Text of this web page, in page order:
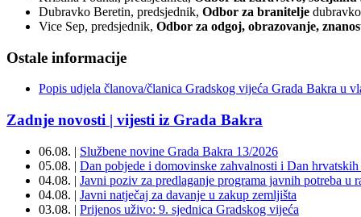
Dubravko Beretin, predsjednik, Odbor za branitelje
Vice Sep, predsjednik, Odbor za odgoj, obrazovanje,
Ostale informacije
Popis udjela članova/članica Gradskog vijeća Grada Bakra u
Zadnje novosti | vijesti iz Grada Bakra
06.08. | Službene novine Grada Bakra 13/2026
05.08. | Dan pobjede i domovinske zahvalnosti i Dan
04.08. | Javni poziv za predlaganje programa javnih potreba
04.08. | Javni natječaj za davanje u zakup zemljišta
03.08. | Prijenos uživo: 9. sjednica Gradskog vijeća